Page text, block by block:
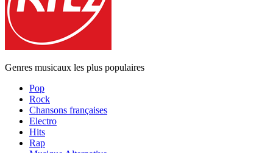
Genres musicaux les plus populaires
Pop
Rock
Chansons françaises
Electro
Hits
Rap